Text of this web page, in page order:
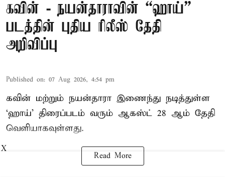
கவின் - நயன்தாராவின் “ஹாய்”
படத்தின் புதிய ரிலீஸ் தேதி
அறிவிப்பு
Published on: 07 Aug 2026, 4:54 pm
கவின் மற்றும் நயன்தாரா இணைந்து நடித்துள்ள
‘ஹாய்’ திரைப்படம் வரும் ஆகஸ்ட் 28 ஆம் தேதி
வெளியாகவுள்ளது.
Read More
X